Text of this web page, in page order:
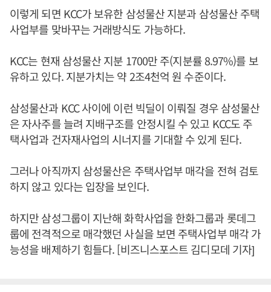
이렇게 되면 KCC가 보유한 삼성물산 지분과 삼성물산 주택
사업부를 맞바꾸는 거래방식도 가능하다.
KCC는 현재 삼성물산 지분 1700만 주(지분률 8.97%)를 보
유하고 있다. 지분가치는 약 2조4천억 원 수준이다.
삼성물산과 KCC 사이에 이런 빅딜이 이뤄질 경우 삼성물산
은 자사주를 늘려 지배구조를 안정시킬 수 있고 KCC도 주
택사업과 건자재사업의 시너지를 기대할 수 있게 된다.
그러나 아직까지 삼성물산은 주택사업부 매각을 전혀 검토
하지 않고 있다는 입장을 보인다.
하지만 삼성그룹이 지난해 화학사업을 한화그룹과 롯데그
룹에 전격적으로 매각했던 사실을 보면 주택사업부 매각 가
능성을 배제하기 힘들다. [비즈니스포스트 김디모데 기자]